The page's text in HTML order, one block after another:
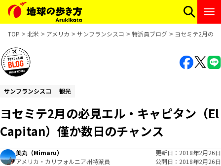
TOP 北米 アメリカ サンフランシスコ 特派員ブログ ヨセミテ2月の
サンフランシスコ 観光
ヨセミテ2月の必見エル・キャピタン（El
Capitan）僅か数日のチャンス
美丸（Mimaru）
アメリカ・カリフォルニア州特派員
更新日
2018年2月26日
公開日
2018年2月26日